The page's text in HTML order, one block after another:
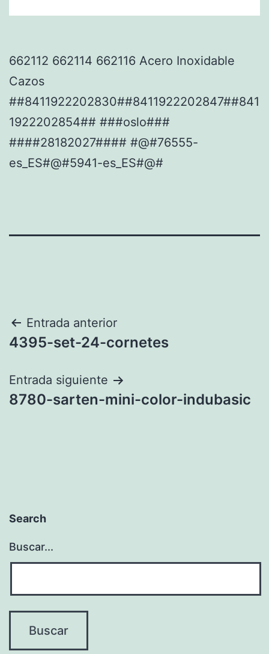
662112 662114 662116 Acero Inoxidable
Cazos
##8411922202830##8411922202847##841
1922202854## ###oslo###
####28182027#### #@#76555-
es_ES#@#5941-es_ES#@#
Navegación
de
entradas
Entrada anterior
4395-set-24-cornetes
Entrada siguiente
8780-sarten-mini-color-indubasic
Search
Buscar...